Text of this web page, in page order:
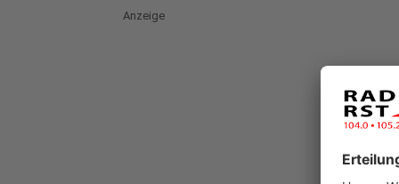
Anzeige